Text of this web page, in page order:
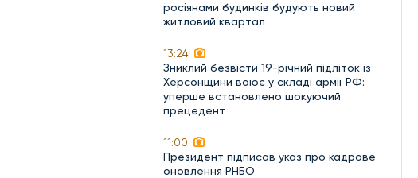
росіянами будинків будують новий
житловий квартал
13:24
Зниклий безвісти 19-річний підліток із
Херсонщини воює у складі армії РФ:
уперше встановлено шокуючий
прецедент
11:00
Президент підписав указ про кадрове
оновлення РНБО